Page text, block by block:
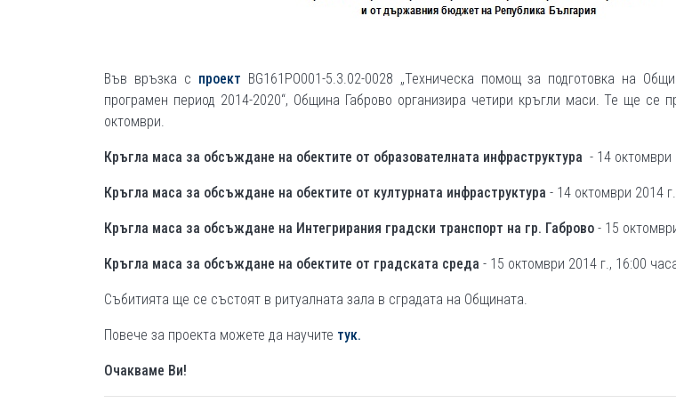
Във връзка с проект BG161PO001-5.3.02-0028 „Техническа помощ за подготовка на
програмен период 2014-2020“, Община Габрово организира четири кръгли маси. Те ще се
октомври.
Кръгла маса за обсъждане на обектите от образователната инфраструктура - 14 октомври
Кръгла маса за обсъждане на обектите от културната инфраструктура - 14 октомври 2014
Кръгла маса за обсъждане на Интегрирания градски транспорт на гр. Габрово - 15
Кръгла маса за обсъждане на обектите от градската среда - 15 октомври 2014 г., 16:00
Събитията ще се състоят в ритуалната зала в сградата на Общината.
Повече за проекта можете да научите тук.
Очакваме Ви!